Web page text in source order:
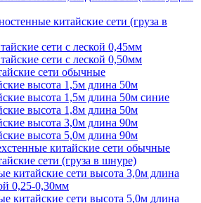
китайские сети (груза в
сети с леской 0,45мм
сети с леской 0,50мм
сети обычные
высота 1,5м длина 50м
высота 1,5м длина 50м синие
высота 1,8м длина 50м
высота 3,0м длина 90м
высота 5,0м длина 90м
китайские сети обычные
сети (груза в шнуре)
китайские сети высота 3,0м длина
0,25-0,30мм
китайские сети высота 5,0м длина